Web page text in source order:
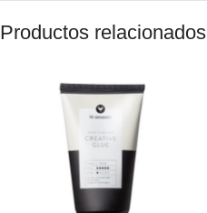
Productos relacionados